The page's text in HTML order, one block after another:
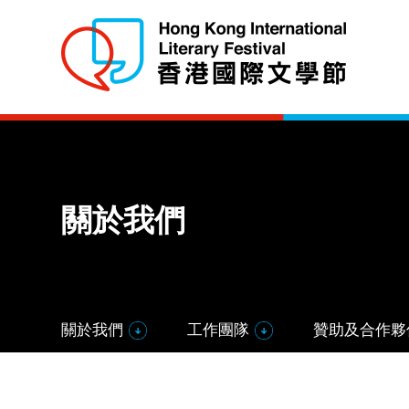
關於我們
關於我們 工作團隊 贊助及合作